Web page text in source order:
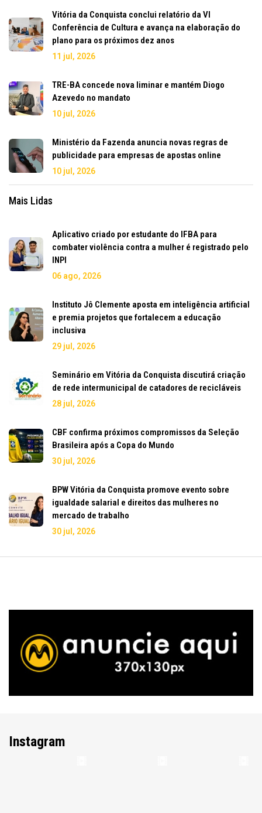
Vitória da Conquista conclui relatório da VI
Conferência de Cultura e avança na elaboração do
plano para os próximos dez anos
11 jul, 2026
TRE-BA concede nova liminar e mantém Diogo
Azevedo no mandato
10 jul, 2026
Ministério da Fazenda anuncia novas regras de
publicidade para empresas de apostas online
10 jul, 2026
Mais Lidas
Aplicativo criado por estudante do IFBA para
combater violência contra a mulher é registrado pelo
INPI
06 ago, 2026
Instituto Jô Clemente aposta em inteligência artificial
e premia projetos que fortalecem a educação
inclusiva
29 jul, 2026
Seminário em Vitória da Conquista discutirá criação
de rede intermunicipal de catadores de recicláveis
28 jul, 2026
CBF confirma próximos compromissos da Seleção
Brasileira após a Copa do Mundo
30 jul, 2026
BPW Vitória da Conquista promove evento sobre
igualdade salarial e direitos das mulheres no
mercado de trabalho
30 jul, 2026
Instagram